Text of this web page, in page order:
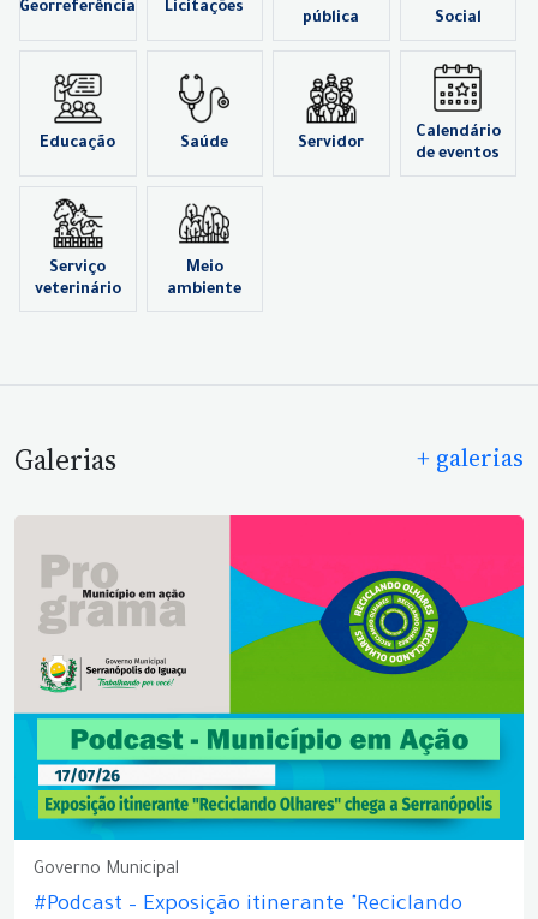
Georreferência Licitações
pública
Social
Educação Saúde Servidor
Calendário
de eventos
Serviço
veterinário
Meio
ambiente
Galerias + galerias
Governo Municipal
#Podcast – Exposição itinerante "Reciclando